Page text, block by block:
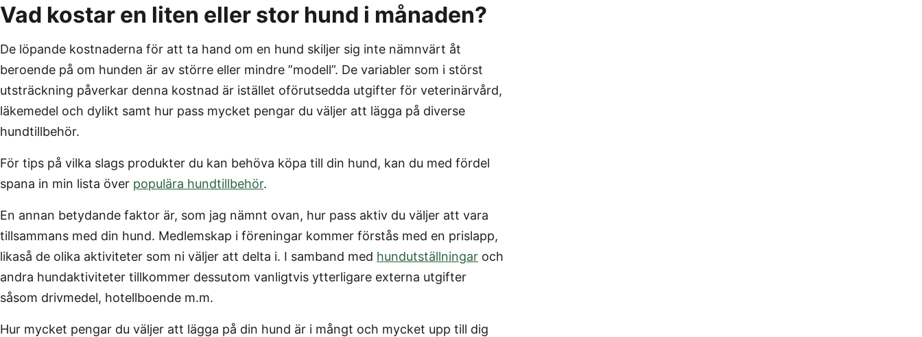
Vad kostar en liten eller stor hund i månaden?
De löpande kostnaderna för att ta hand om en hund skiljer sig inte nämnvärt åt
beroende på om hunden är av större eller mindre ”modell”. De variabler som i störst
utsträckning påverkar denna kostnad är istället oförutsedda utgifter för veterinärvård,
läkemedel och dylikt samt hur pass mycket pengar du väljer att lägga på diverse
hundtillbehör.
För tips på vilka slags produkter du kan behöva köpa till din hund, kan du med fördel
spana in min lista över populära hundtillbehör.
En annan betydande faktor är, som jag nämnt ovan, hur pass aktiv du väljer att vara
tillsammans med din hund. Medlemskap i föreningar kommer förstås med en prislapp,
likaså de olika aktiviteter som ni väljer att delta i. I samband med hundutställningar och
andra hundaktiviteter tillkommer dessutom vanligtvis ytterligare externa utgifter
såsom drivmedel, hotellboende m.m.
Hur mycket pengar du väljer att lägga på din hund är i mångt och mycket upp till dig